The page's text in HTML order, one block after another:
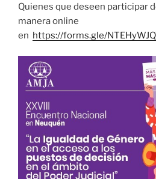
Quienes que deseen participar
manera online
en https://forms.gle/